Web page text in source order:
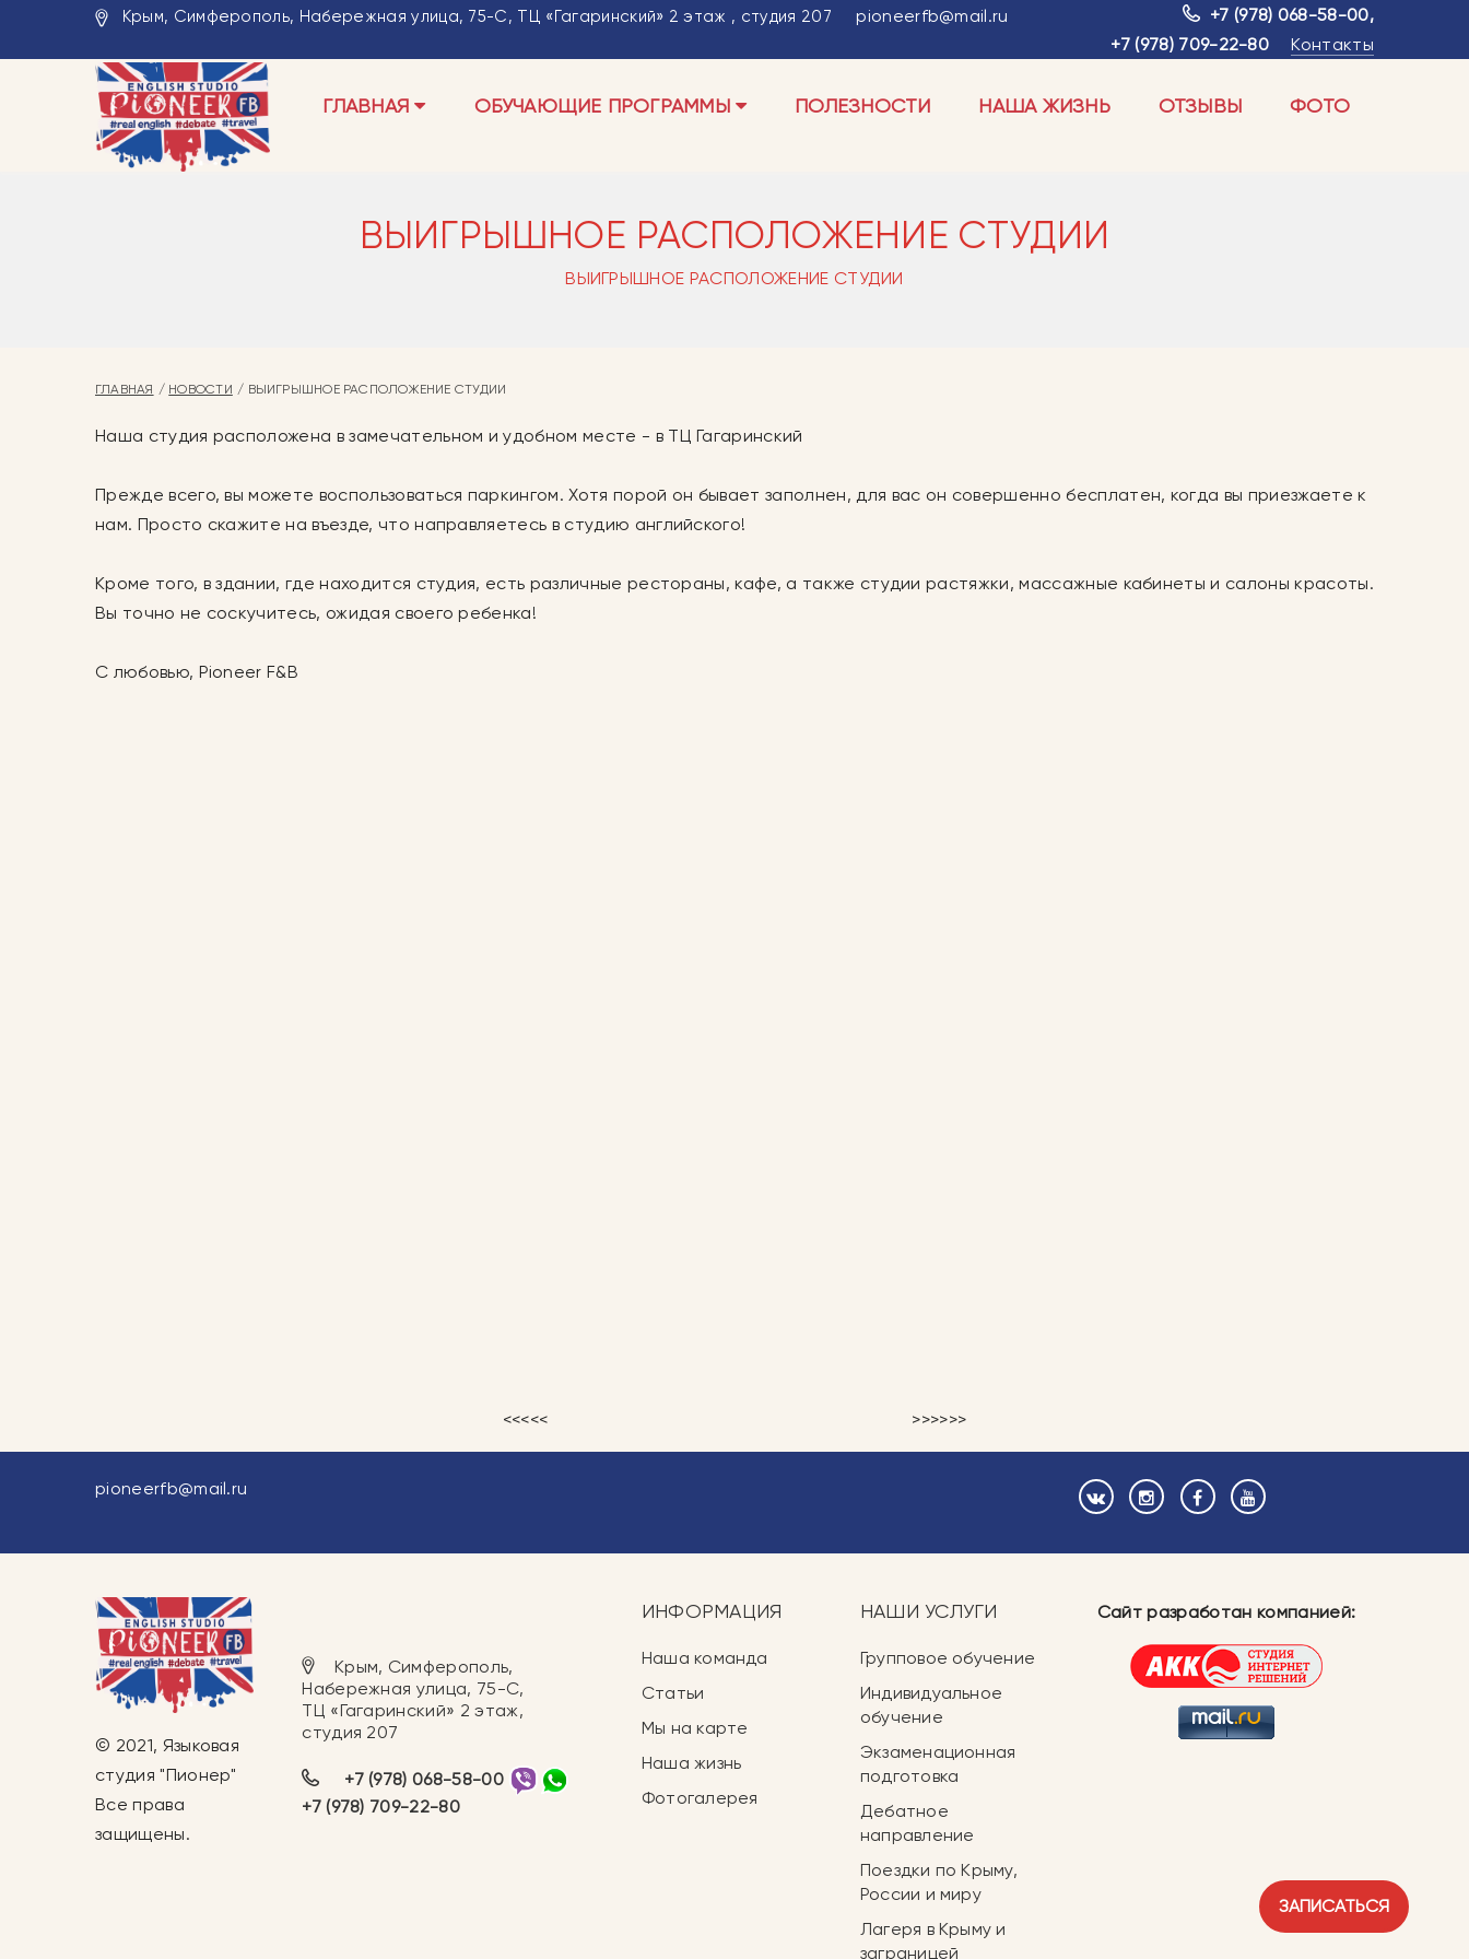
Крым, Симферополь, Набережная улица, 75-С, ТЦ «Гагаринский» 2 этаж , студия 207 pioneerfb@mail.ru +7 (978) 068-58-00,
+7 (978) 709-22-80
Контакты
ГЛАВНАЯ ОБУЧАЮЩИЕ ПРОГРАММЫ ПОЛЕЗНОСТИ НАША ЖИЗНЬ ОТЗЫВЫ ФОТО
ВЫИГРЫШНОЕ РАСПОЛОЖЕНИЕ СТУДИИ
ВЫИГРЫШНОЕ РАСПОЛОЖЕНИЕ СТУДИИ
ГЛАВНАЯ НОВОСТИ ВЫИГРЫШНОЕ РАСПОЛОЖЕНИЕ СТУДИИ
Наша студия расположена в замечательном и удобном месте - в ТЦ Гагаринский
Прежде всего, вы можете воспользоваться паркингом. Хотя порой он бывает заполнен, для вас он совершенно бесплатен, когда вы приезжаете к
нам. Просто скажите на въезде, что направляетесь в студию английского!
Кроме того, в здании, где находится студия, есть различные рестораны, кафе, а также студии растяжки, массажные кабинеты и салоны красоты.
Вы точно не соскучитесь, ожидая своего ребенка!
С любовью, Pioneer F&B
<<<<< >>>>>>
pioneerfb@mail.ru
© 2021, Языковая
студия "Пионер"
Все права
защищены.
Крым, Симферополь,
Набережная улица, 75-С,
ТЦ «Гагаринский» 2 этаж,
студия 207
+7 (978) 068-58-00
+7 (978) 709-22-80
ИНФОРМАЦИЯ
Наша команда
Статьи
Мы на карте
Наша жизнь
Фотогалерея
НАШИ УСЛУГИ
Групповое обучение
Индивидуальное
обучение
Экзаменационная
подготовка
Дебатное
направление
Поездки по Крыму,
России и миру
Лагеря в Крыму и
заграницей
Сайт разработан компанией:
ЗАПИСАТЬСЯ